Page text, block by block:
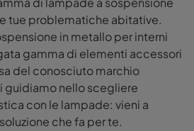
tue problematiche abitative.
in metallo per interni
gamma di elementi accessori
del conosciuto marchio
guidiamo nello scegliere
con le lampade: vieni a
che fa per te.